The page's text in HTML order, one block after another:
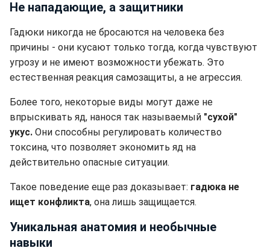
Не нападающие, а защитники
Гадюки никогда не бросаются на человека без
причины - они кусают только тогда, когда чувствуют
угрозу и не имеют возможности убежать. Это
естественная реакция самозащиты, а не агрессия.
Более того, некоторые виды могут даже не
впрыскивать яд, нанося так называемый "сухой"
укус. Они способны регулировать количество
токсина, что позволяет экономить яд на
действительно опасные ситуации.
Такое поведение еще раз доказывает: гадюка не
ищет конфликта, она лишь защищается.
Уникальная анатомия и необычные
навыки